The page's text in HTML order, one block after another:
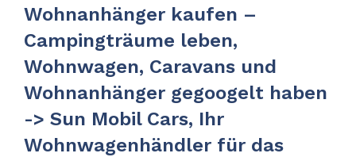
Wohnanhänger kaufen –
Campingträume leben,
Wohnwagen, Caravans und
Wohnanhänger gegoogelt haben
-> Sun Mobil Cars, Ihr
Wohnwagenhändler für das